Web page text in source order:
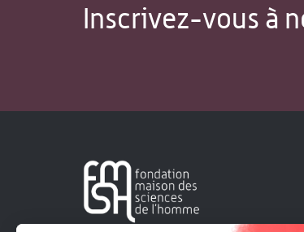
Inscrivez-vous à